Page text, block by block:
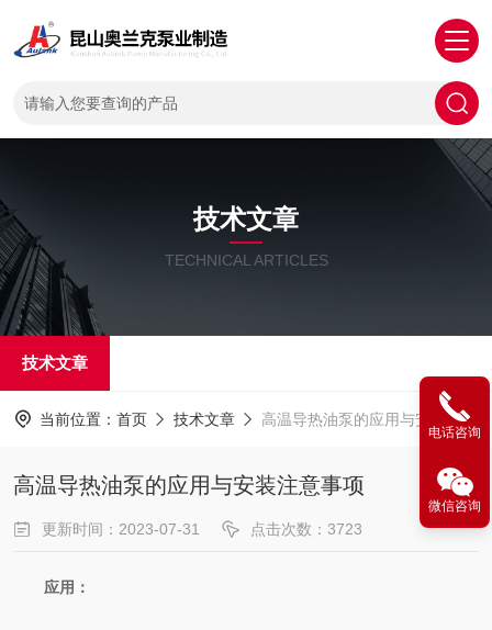
技术文章
TECHNICAL ARTICLES
技术文章
当前位置： 首页 技术文章 高温导热油泵的应用与安装注意事项
高温导热油泵的应用与安装注意事项
更新时间：2023-07-31 点击次数：3723
应用：
电话咨询
微信咨询